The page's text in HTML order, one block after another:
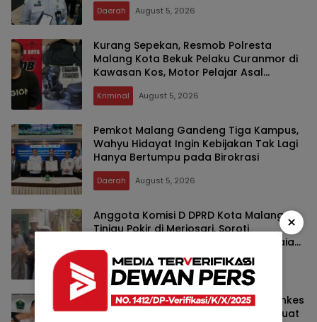
Daerah August 5, 2026
Kurang Sepekan, Resmob Polresta
Malang Kota Bekuk Pelaku Curanmor di
Kawasan Kos, Motor Pelajar Asal
Sumenep Berhasil Diamankan
Kriminal August 5, 2026
Pemkot Malang Gandeng Tiga Kampus,
Wahyu Hidayat Ingin Kebijakan Tak Lagi
Hanya Bertumpu pada Birokrasi
Daerah August 5, 2026
Anggota Komisi D DPRD Kota Malang
Tinjau Pokir di Merjosari, Soroti
Genangan Air dan Dorong Penyelesaian
Drainase Secara Gotong Royong
Daerah August 5, 2026
Kekurangan SDM Jadi Tantangan, Dinkes
Kota Malang Gandeng Kampus Perkuat
×